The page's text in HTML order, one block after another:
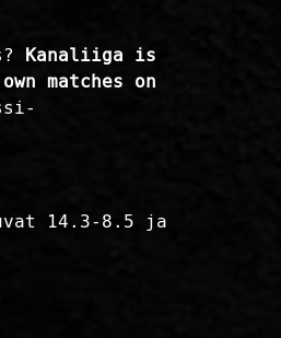
Kanaliiga is
matches on
14.3-8.5 ja